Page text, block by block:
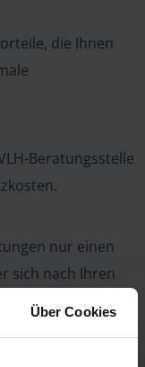
Über Cookies
die Ihnen
Beratungsstelle
nur einen
sich nach Ihren